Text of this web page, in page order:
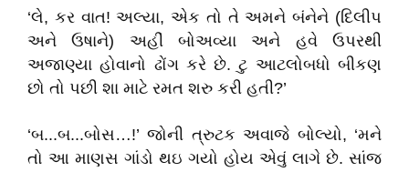
‘લે, કર વાત! અલ્યા, એક તો તે અમને બંનેને (દિલીપ
અને ઉષાને) અહીં બોઅવ્યા અને હવે ઉપરથી
અજાણ્યા હોવાનો ઢોંગ કરે છે. ટુ આટલોબધો બીકણ
છો તો પછી શા માટે રમત શરુ કરી હતી?’
‘બ...બ...બોસ…!’ જોની ત્રુટક અવાજે બોલ્યો, ‘મને
તો આ માણસ ગાંડો થઇ ગયો હોય એવું લાગે છે. સાંજ